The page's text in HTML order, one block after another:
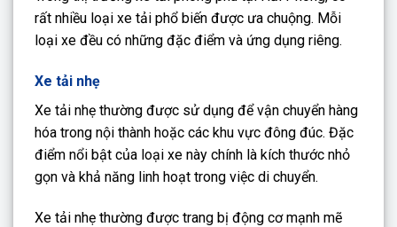
rất nhiều loại xe tải phổ biến được ưa chuộng. Mỗi
loại xe đều có những đặc điểm và ứng dụng riêng.
Xe tải nhẹ
Xe tải nhẹ thường được sử dụng để vận chuyển hàng
hóa trong nội thành hoặc các khu vực đông đúc. Đặc
điểm nổi bật của loại xe này chính là kích thước nhỏ
gọn và khả năng linh hoạt trong việc di chuyển.
Xe tải nhẹ thường được trang bị động cơ mạnh mẽ